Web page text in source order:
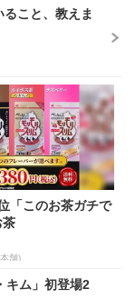
こと、教えま
「このお茶ガチで
茶
舗)
キム」初登場2